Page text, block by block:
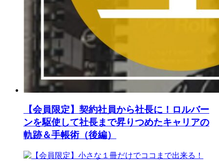
【会員限定】契約社員から社長に！ロルバー
ンを駆使して社長まで昇りつめたキャリアの
軌跡＆手帳術（後編）